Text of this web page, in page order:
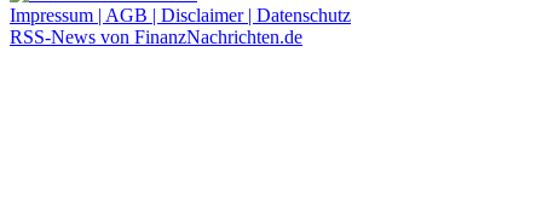
Impressum | AGB | Disclaimer | Datenschutz
RSS-News von FinanzNachrichten.de